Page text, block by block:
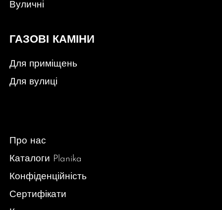
Вуличні
ГАЗОВІ КАМІНИ
Для приміщень
Для вулиці
Про нас
Каталоги Planika
Конфіденційність
Сертифікати